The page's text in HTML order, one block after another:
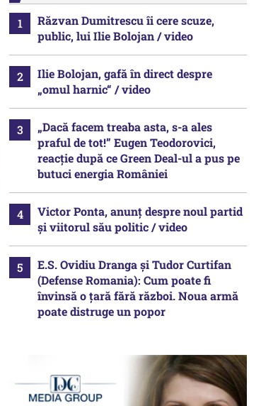
Răzvan Dumitrescu îi cere scuze,
public, lui Ilie Bolojan / video
Ilie Bolojan, gafă în direct despre
„omul harnic“ / video
„Dacă facem treaba asta, s-a ales
praful de tot!” Eugen Teodorovici,
reacție după ce Green Deal-ul a pus pe
butuci energia României
Victor Ponta, anunț despre noul partid
și viitorul său politic / video
E.S. Ovidiu Dranga și Tudor Curtifan
(Defense Romania): Cum poate fi
învinsă o țară fără război. Noua armă
poate distruge un popor